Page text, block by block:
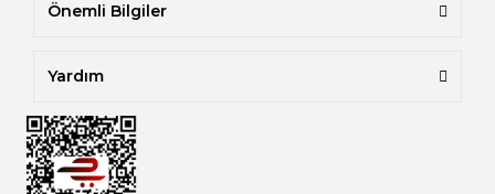
Önemli Bilgiler
Yardım